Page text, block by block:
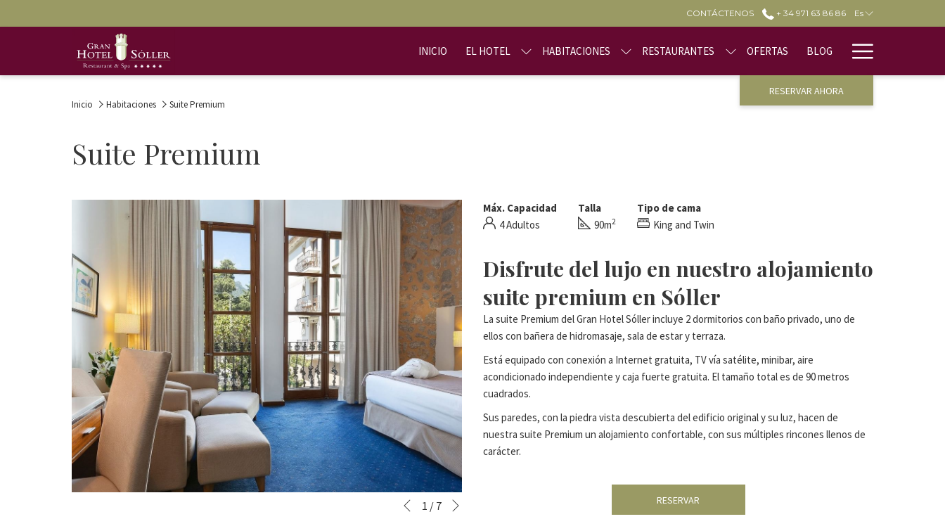
CONTÁCTENOS + 34 971 63 86 86 Es
INICIO EL HOTEL HABITACIONES RESTAURANTES OFERTAS BLOG
Menu
RESERVAR AHORA
Inicio Habitaciones Suite Premium
Suite Premium
Botones
AlAnterior
1 / 7
Máx. Capacidad
4 Adultos
Talla
90m2
Tipo de cama
King and Twin
Disfrute del lujo en nuestro alojamiento
suite premium en Sóller
La suite Premium del Gran Hotel Sóller incluye 2 dormitorios con baño privado, uno de
ellos con bañera de hidromasaje, sala de estar y terraza.
Está equipado con conexión a Internet gratuita, TV vía satélite, minibar, aire
acondicionado independiente y caja fuerte gratuita. El tamaño total es de 90 metros
cuadrados.
Sus paredes, con la piedra vista descubierta del edificio original y su luz, hacen de
nuestra suite Premium un alojamiento confortable, con sus múltiples rincones llenos de
carácter.
RESERVAR